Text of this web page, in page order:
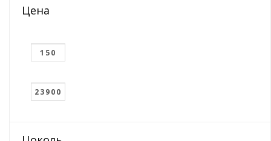
Цена